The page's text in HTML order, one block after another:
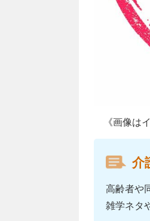
《画像はイ
介
高齢者や
雑学ネタ